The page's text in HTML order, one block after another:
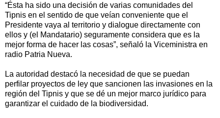
“Ésta ha sido una decisión de varias comunidades del
Tipnis en el sentido de que veían conveniente que el
Presidente vaya al territorio y dialogue directamente con
ellos y (el Mandatario) seguramente considera que es la
mejor forma de hacer las cosas”, señaló la Viceministra en
radio Patria Nueva.
La autoridad destacó la necesidad de que se puedan
perfilar proyectos de ley que sancionen las invasiones en la
región del Tipnis y que se dé un mejor marco jurídico para
garantizar el cuidado de la biodiversidad.